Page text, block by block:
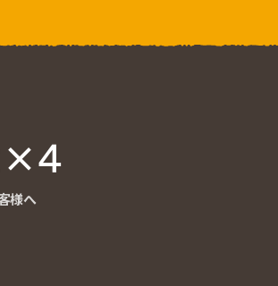
様へ
様へ